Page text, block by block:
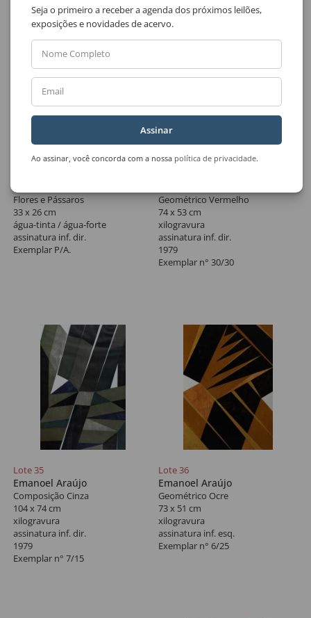
Flores e Pássaros
33 x 26 cm
água-tinta / água-forte
assinatura inf. dir.
Exemplar P/A.
Geométrico Vermelho
74 x 53 cm
xilogravura
assinatura inf. dir.
1979
Exemplar n° 30/30
Lote 35
Emanoel Araújo
Composição Cinza
104 x 74 cm
xilogravura
assinatura inf. dir.
1979
Exemplar n° 7/15
Lote 36
Emanoel Araújo
Geométrico Ocre
73 x 51 cm
xilogravura
assinatura inf. esq.
Exemplar n° 6/25
Seja o primeiro a receber a agenda dos próximos leilões,
exposições e novidades de acervo.
Nome Completo
Email
Assinar
Ao assinar, você concorda com a nossa política de privacidade.